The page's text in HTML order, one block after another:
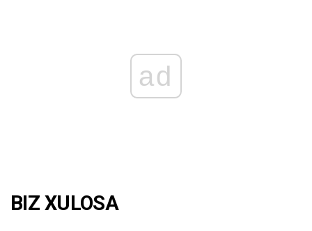
ad
BIZ XULOSA